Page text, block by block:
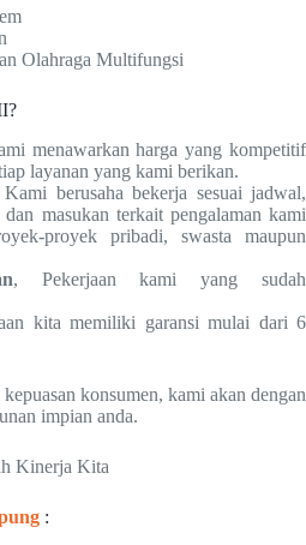
Olahraga Multifungsi
menawarkan harga yang kompetitif
layanan yang kami berikan.
berusaha bekerja sesuai jadwal,
dan masukan terkait pengalaman kami
proyek pribadi, swasta maupun
, Pekerjaan kami yang sudah
kita memiliki garansi mulai dari 6
konsumen, kami akan dengan
impian anda.
Kinerja Kita
: